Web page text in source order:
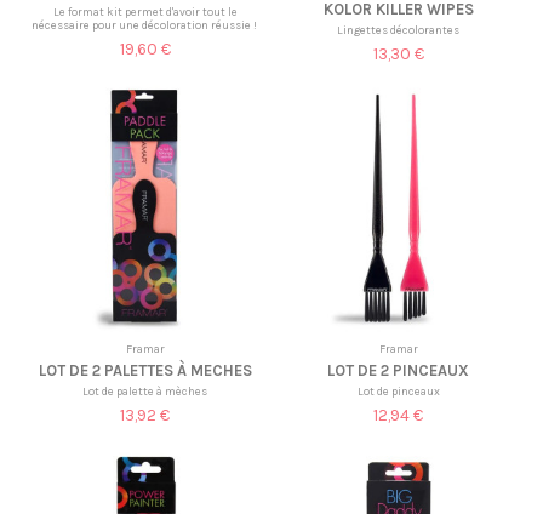
Le format kit permet d'avoir tout le
nécessaire pour une décoloration réussie !
19,60 €
KOLOR KILLER WIPES
Lingettes décolorantes
13,30 €
Framar
LOT DE 2 PALETTES À MECHES
Lot de palette à mèches
13,92 €
Framar
LOT DE 2 PINCEAUX
Lot de pinceaux
12,94 €